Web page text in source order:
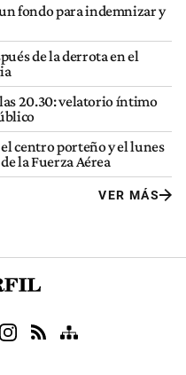
fondo para indemnizar y
de la derrota en el
20.30: velatorio íntimo
centro porteño y el lunes
la Fuerza Aérea
VER MÁS